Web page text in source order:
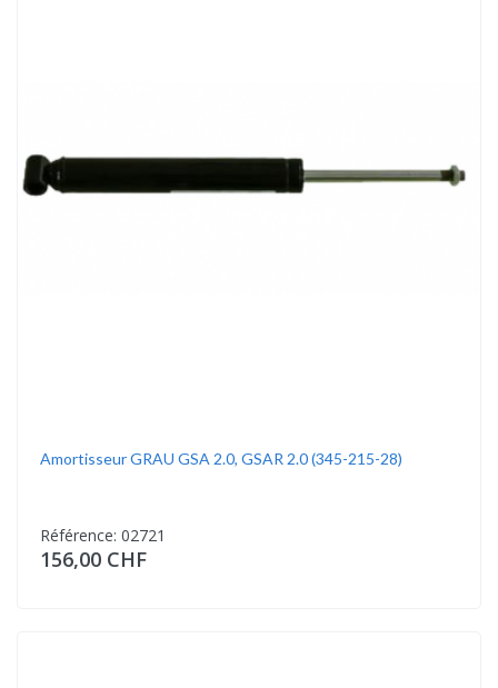
Amortisseur GRAU GSA 2.0, GSAR 2.0 (345-215-28)
Référence: 02721
156,00 CHF